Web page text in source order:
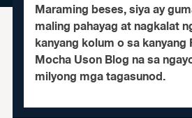
Maraming beses, siya ay
maling pahayag at nagkalat
kanyang kolum o sa
Mocha Uson Blog na sa
milyong mga tagasunod.